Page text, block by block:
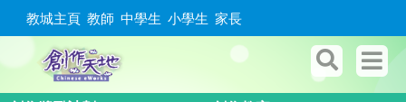
教城主頁 教師 中學生 小學生 家長